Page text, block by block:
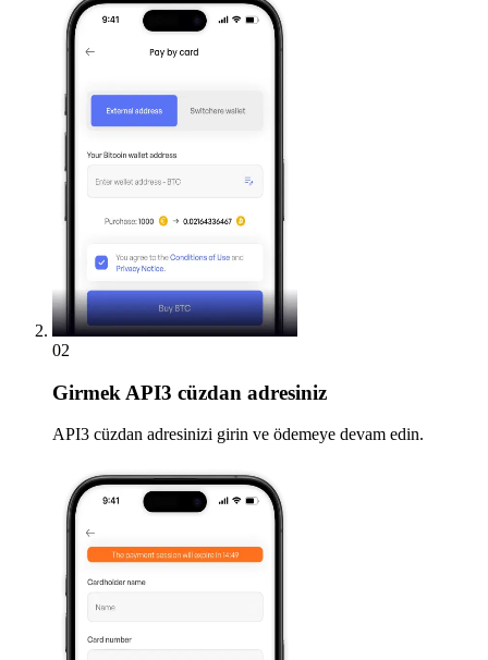
02
Girmek API3 cüzdan adresiniz
API3 cüzdan adresinizi girin ve ödemeye devam edin.